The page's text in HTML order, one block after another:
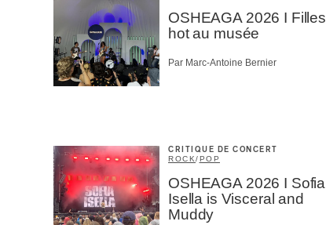
OSHEAGA 2026 I Filles
hot au musée
Par Marc-Antoine Bernier
CRITIQUE DE CONCERT
ROCK/POP
OSHEAGA 2026 I Sofia
Isella is Visceral and
Muddy